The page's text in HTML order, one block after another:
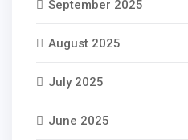
September 2025
August 2025
July 2025
June 2025